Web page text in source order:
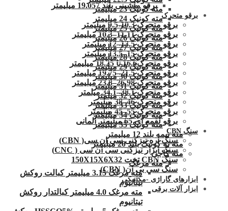
برقو ماشینی بلند 19.057 میلیمتر
برقو متحرک
برقو متحرک 10.3-9.5 میلیمتر
برقو متحرک 11.11–10.3 میلیمتر
برقو متحرک 13.5–12 میلیمتر
برقو متحرک 15–13.5 میلیمتر
برقو متحرک16.6 تا 18.25 میلیمتر
برقو متحرک 21.5–19.75 میلیمتر
برقو متحرک 26.98–23.8 میلیمتر
برقو متحرک 38.1–34.1 میلمتر
برقو متحرک 46–38 میلیمتر
برقو متحرک 55–45 میلیمتر
برقو لقمه ای 65 میلیمتر آلمانی
سنگ CBN
سنگ اره تیزکنی سی ان سی( CBN)
سنگ ابزار تیزکنی سی ان سی ( CNC)
سنگ CBN تخت 150X15X6X32
سنگ سی بی ان( CBN)
ابزارهای گاراژی -مکانیکی
ابزار آلات برقی
مته کونیک 23 میلیمتر
مته کونیک 24 میلیمتر
مته کونیک 25 میلیمتر
مته کونیک 26 میلیمتر
مته کونیک 27 میلیمتر
مته کونیک 28 میلیمتر
مته کونیک 29 میلیمتر
مته کونیک 30 میلیمتر
مته کونیک 31 میلیمتر
مته کونیک 32 میلمتر
مته کونیک 33 میلیمتر
مته کونیک 34 میلیمتر
مته کونیک 35 میلیمتر
مته نیمه بلند 12 میلیمتر
مته ته کونیک بلند 20 میلیمتر
مته کاجی
مته مرغک
مته مرغک 3.15 میلیمتر کبالت روکش
تیتانیوم
مته مرغک 4.0 میلیمتر کبالتدار روکش
تیتانیوم